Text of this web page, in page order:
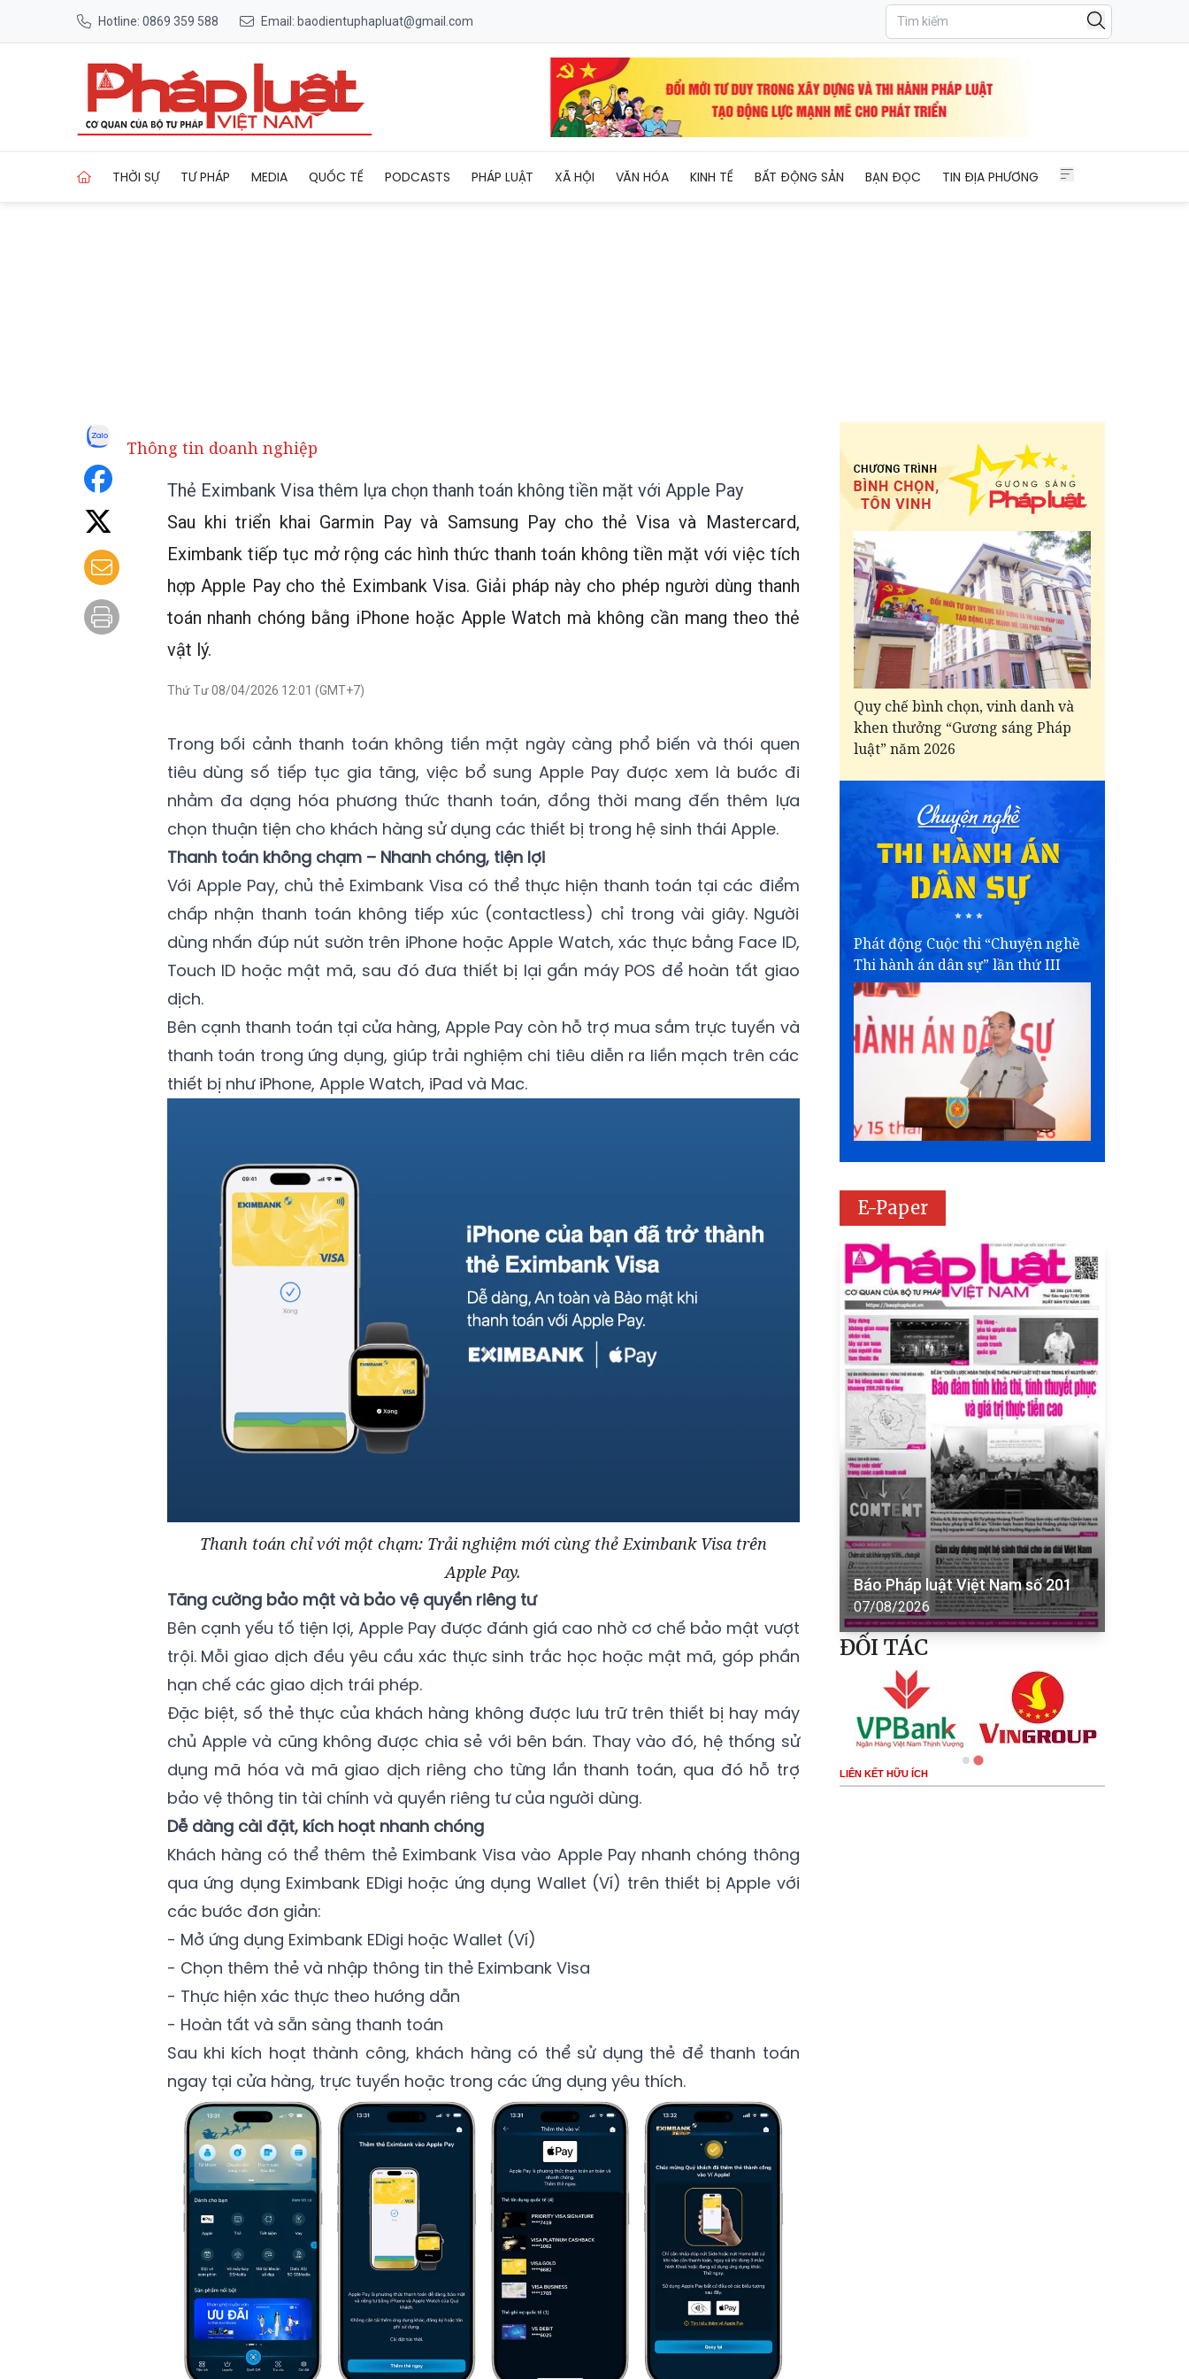
Hotline: 0869 359 588 Email: baodientuphapluat@gmail.com
THỜI SỰ TƯ PHÁP MEDIA QUỐC TẾ PODCASTS PHÁP LUẬT XÃ HỘI VĂN HÓA KINH TẾ BẤT ĐỘNG SẢN BẠN ĐỌC TIN ĐỊA PHƯƠNG
Thông tin doanh nghiệp
Thẻ Eximbank Visa thêm lựa chọn thanh toán không tiền mặt với Apple Pay
Sau khi triển khai Garmin Pay và Samsung Pay cho thẻ Visa và Mastercard,
Eximbank tiếp tục mở rộng các hình thức thanh toán không tiền mặt với việc tích
hợp Apple Pay cho thẻ Eximbank Visa. Giải pháp này cho phép người dùng thanh
toán nhanh chóng bằng iPhone hoặc Apple Watch mà không cần mang theo thẻ
vật lý.
Thứ Tư 08/04/2026 12:01 (GMT+7)
Trong bối cảnh thanh toán không tiền mặt ngày càng phổ biến và thói quen
tiêu dùng số tiếp tục gia tăng, việc bổ sung Apple Pay được xem là bước đi
nhằm đa dạng hóa phương thức thanh toán, đồng thời mang đến thêm lựa
chọn thuận tiện cho khách hàng sử dụng các thiết bị trong hệ sinh thái Apple.
Thanh toán không chạm – Nhanh chóng, tiện lợi
Với Apple Pay, chủ thẻ Eximbank Visa có thể thực hiện thanh toán tại các điểm
chấp nhận thanh toán không tiếp xúc (contactless) chỉ trong vài giây. Người
dùng nhấn đúp nút sườn trên iPhone hoặc Apple Watch, xác thực bằng Face ID,
Touch ID hoặc mật mã, sau đó đưa thiết bị lại gần máy POS để hoàn tất giao
dịch.
Bên cạnh thanh toán tại cửa hàng, Apple Pay còn hỗ trợ mua sắm trực tuyến và
thanh toán trong ứng dụng, giúp trải nghiệm chi tiêu diễn ra liền mạch trên các
thiết bị như iPhone, Apple Watch, iPad và Mac.
Thanh toán chỉ với một chạm: Trải nghiệm mới cùng thẻ Eximbank Visa trên
Apple Pay.
Tăng cường bảo mật và bảo vệ quyền riêng tư
Bên cạnh yếu tố tiện lợi, Apple Pay được đánh giá cao nhờ cơ chế bảo mật vượt
trội. Mỗi giao dịch đều yêu cầu xác thực sinh trắc học hoặc mật mã, góp phần
hạn chế các giao dịch trái phép.
Đặc biệt, số thẻ thực của khách hàng không được lưu trữ trên thiết bị hay máy
chủ Apple và cũng không được chia sẻ với bên bán. Thay vào đó, hệ thống sử
dụng mã hóa và mã giao dịch riêng cho từng lần thanh toán, qua đó hỗ trợ
bảo vệ thông tin tài chính và quyền riêng tư của người dùng.
Dễ dàng cài đặt, kích hoạt nhanh chóng
Khách hàng có thể thêm thẻ Eximbank Visa vào Apple Pay nhanh chóng thông
qua ứng dụng Eximbank EDigi hoặc ứng dụng Wallet (Ví) trên thiết bị Apple với
các bước đơn giản:
- Mở ứng dụng Eximbank EDigi hoặc Wallet (Ví)
- Chọn thêm thẻ và nhập thông tin thẻ Eximbank Visa
- Thực hiện xác thực theo hướng dẫn
- Hoàn tất và sẵn sàng thanh toán
Sau khi kích hoạt thành công, khách hàng có thể sử dụng thẻ để thanh toán
ngay tại cửa hàng, trực tuyến hoặc trong các ứng dụng yêu thích.
Quy chế bình chọn, vinh danh và
khen thưởng “Gương sáng Pháp
luật” năm 2026
Phát động Cuộc thi “Chuyện nghề
Thi hành án dân sự” lần thứ III
E-Paper
Báo Pháp luật Việt Nam số 201
07/08/2026
ĐỐI TÁC
LIÊN KẾT HỮU ÍCH